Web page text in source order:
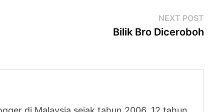
NEXT POSTNext
Bilik Bro Diceroboh